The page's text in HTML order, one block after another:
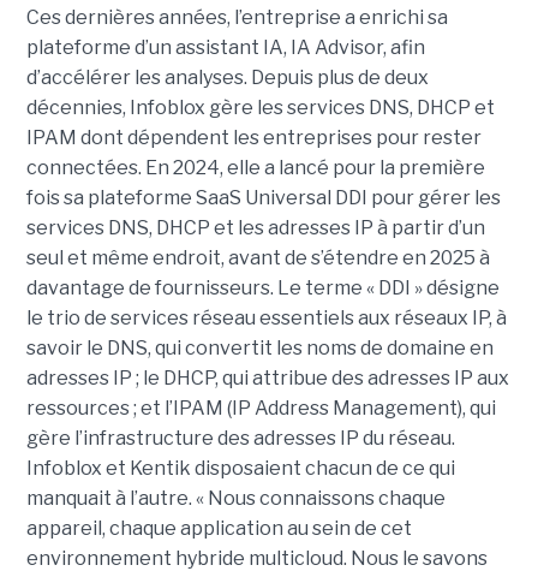
Ces dernières années, l’entreprise a enrichi sa
plateforme d’un assistant IA, IA Advisor, afin
d’accélérer les analyses. Depuis plus de deux
décennies, Infoblox gère les services DNS, DHCP et
IPAM dont dépendent les entreprises pour rester
connectées. En 2024, elle a lancé pour la première
fois sa plateforme SaaS Universal DDI pour gérer les
services DNS, DHCP et les adresses IP à partir d’un
seul et même endroit, avant de s’étendre en 2025 à
davantage de fournisseurs. Le terme « DDI » désigne
le trio de services réseau essentiels aux réseaux IP, à
savoir le DNS, qui convertit les noms de domaine en
adresses IP ; le DHCP, qui attribue des adresses IP aux
ressources ; et l’IPAM (IP Address Management), qui
gère l’infrastructure des adresses IP du réseau.
Infoblox et Kentik disposaient chacun de ce qui
manquait à l’autre. « Nous connaissons chaque
appareil, chaque application au sein de cet
environnement hybride multicloud. Nous le savons